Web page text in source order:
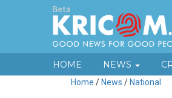
HOME NEWS
Home / News / National